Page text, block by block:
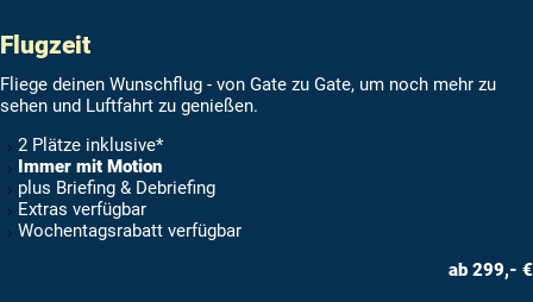
Flugzeit
Fliege deinen Wunschflug - von Gate zu Gate, um noch mehr zu
sehen und Luftfahrt zu genießen.
2 Plätze inklusive*
Immer mit Motion
plus Briefing & Debriefing
Extras verfügbar
Wochentagsrabatt verfügbar
ab 299,- €